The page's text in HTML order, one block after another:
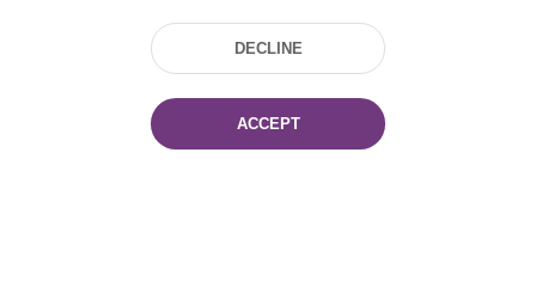
220114, Niezaležnasci Ave. 116, Minsk,
Tel.: (+375 17) 368 37 37
Fax: (+375 17) 368 97 06
E-mail: inbox@nlb.by
DECLINE
ACCEPT